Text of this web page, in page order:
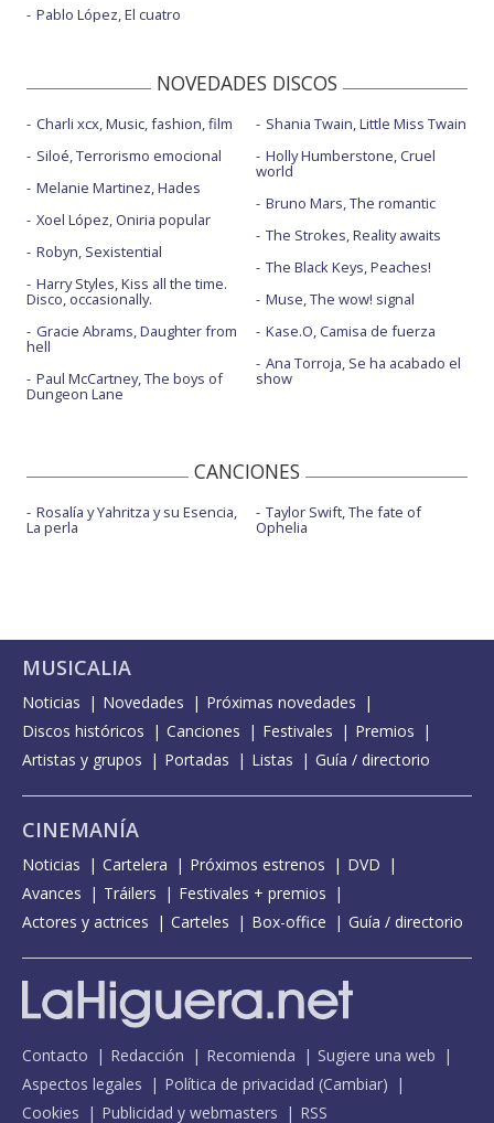
Pablo López, El cuatro
NOVEDADES DISCOS
Charli xcx, Music, fashion, film
Siloé, Terrorismo emocional
Melanie Martinez, Hades
Xoel López, Oniria popular
Robyn, Sexistential
Harry Styles, Kiss all the time.
Disco, occasionally.
Gracie Abrams, Daughter from
hell
Paul McCartney, The boys of
Dungeon Lane
Shania Twain, Little Miss Twain
Holly Humberstone, Cruel
world
Bruno Mars, The romantic
The Strokes, Reality awaits
The Black Keys, Peaches!
Muse, The wow! signal
Kase.O, Camisa de fuerza
Ana Torroja, Se ha acabado el
show
CANCIONES
Rosalía y Yahritza y su Esencia,
La perla
Taylor Swift, The fate of
Ophelia
MUSICALIA
Noticias Novedades
Próximas novedades
Discos históricos
Canciones Festivales
Premios
Artistas y grupos
Portadas Listas Guía / directorio
CINEMANÍA
Noticias Cartelera Próximos estrenos
DVD
Avances
Tráilers
Festivales + premios
Actores y actrices
Carteles Box-office Guía / directorio
Contacto Redacción Recomienda
Sugiere una web
Aspectos legales
Política de privacidad (Cambiar)
Cookies
Publicidad y webmasters RSS